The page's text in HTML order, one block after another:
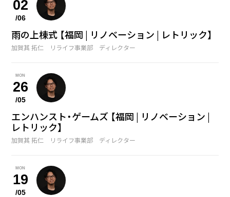
02
/06
雨の上棟式 【福岡 | リノベーション | レトリック】
加賀其 拓仁 リライフ事業部 ディレクター
MON
26
/05
エンハンスト・ゲームズ 【福岡 | リノベーション |
レトリック】
加賀其 拓仁 リライフ事業部 ディレクター
MON
19
/05